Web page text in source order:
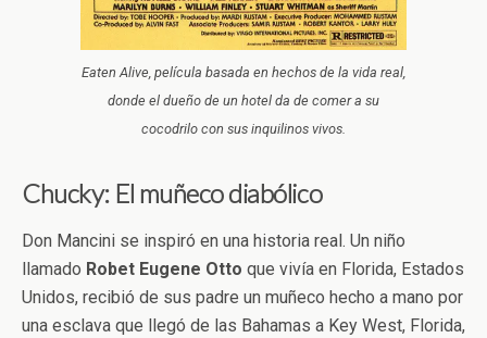
Eaten Alive, película basada en hechos de la vida real,
donde el dueño de un hotel da de comer a su
cocodrilo con sus inquilinos vivos.
Chucky: El muñeco diabólico
Don Mancini se inspiró en una historia real. Un niño
llamado Robet Eugene Otto que vivía en Florida, Estados
Unidos, recibió de sus padre un muñeco hecho a mano por
una esclava que llegó de las Bahamas a Key West, Florida,